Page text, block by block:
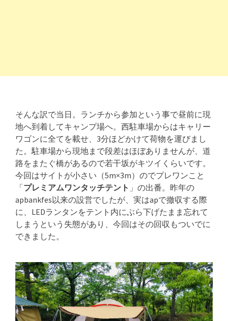
そんな訳で当日。ランチから参加という事で昼前に現
地へ到着してキャンプ場へ。西駐車場からはキャリー
ワゴンに全てを載せ、3分ほどかけて荷物を運びまし
た。駐車場から現地まで段差はほぼありませんが、道
路をまたぐ橋があるので若干坂がキツイくらいです。
今回はサイトが小さい（5m×3m）のでプレワンこと
「プレミアムワンタッチテント 」の出番。昨年の
apbankfes以来の設営でしたが、実はapで撤収する際
に、LEDランタンをテント内にぶら下げたまま忘れて
しまうという失態があり、今回はその回収もついでに
できました。